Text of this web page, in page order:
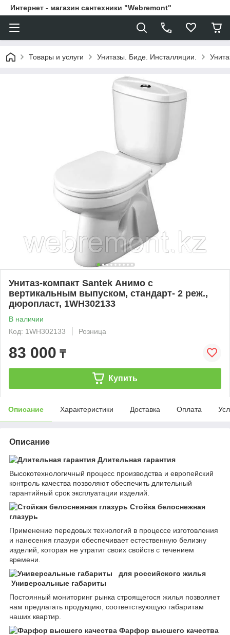
Интернет - магазин сантехники "Webremont"
Товары и услуги Унитазы. Биде. Инсталляции.
Унитаз-компакт Santek Анимо с
вертикальным выпуском, стандарт- 2 реж.,
дюропласт, 1WH302133
В наличии
Код: 1WH302133
Розница
83 000 ₸
Купить
Описание Характеристики Доставка Оплата
Описание
Длительная гарантия
Высокотехнологичный процесс производства и европейский
контроль качества позволяют обеспечить длительный
гарантийный срок эксплуатации изделий.
Стойка белоснежная
глазурь
Применение передовых технологий в процессе изготовления
и нанесения глазури обеспечивает естественную белизну
изделий, которая не утратит своих свойств с течением
времени.
Универсальные габариты
Постоянный мониторинг рынка строящегося жилья позволяет
нам предлагать продукцию, соответствующую габаритам
наших квартир.
Фарфор высшего качества